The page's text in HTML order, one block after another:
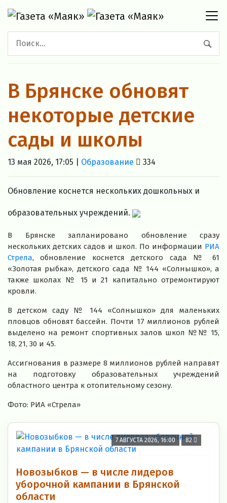
В Брянске обновят
некоторые детские
сады и школы
13 мая 2026, 17:05 | Образование 334
Обновление коснется нескольких дошкольных и
образовательных учреждений.
В Брянске запланировано обновление сразу
нескольких детских садов и школ. По информации РИА
Стрела, обновление коснется детского сада № 61
«Золотая рыбка», детского сада № 144 «Солнышко», а
также школах № 15 и 21 капитально отремонтируют
кровли.
В детском саду № 144 «Солнышко» для маленьких
пловцов обновят бассейн. Почти 17 миллионов рублей
выделено на ремонт спортивных залов школ №№ 15,
18, 21, 30 и 45.
Ассигнования в размере 8 миллионов рублей направят
на подготовку образовательных учреждений
областного центра к отопительному сезону.
Фото: РИА «Стрела»
7 АВГУСТА 2026, 16:00 82
Новозыбков — в числе лидеров
уборочной кампании в Брянской
области